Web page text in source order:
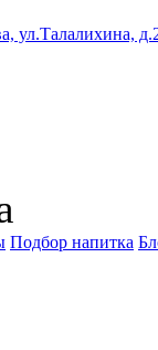
ул.Талалихина,
Подбор напитка